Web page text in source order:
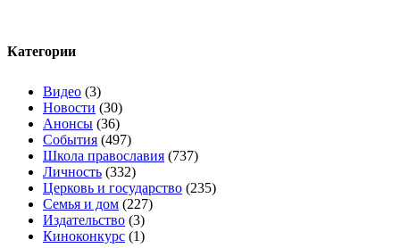
Категории
Видео (3)
Новости (30)
Анонсы (36)
События (497)
Школа православия (737)
Личность (332)
Церковь и государство (235)
Семья и дом (227)
Издательство (3)
Киноконкурс (1)